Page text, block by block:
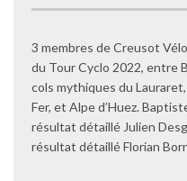
3 membres de Creusot
du Tour Cyclo 2022, entre
cols mythiques du
Fer, et Alpe d’Huez.
résultat détaillé Julien
résultat détaillé Florian